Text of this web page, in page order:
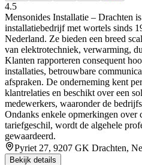
4.5
Mensonides Installatie – Drachten
installatiebedrijf met wortels sinds
Nederland. Ze bieden een breed
van elektrotechniek, verwarming,
Klanten rapporteren consequent
installaties, betrouwbare
afspraken. De onderneming kent
klantrelaties en beschikt over een
medewerkers, waaronder de
Ondanks enkele opmerkingen over
tariefgeschil, wordt de algehele
gewaardeerd.
Pyriet 27, 9207 GK Drachten,
Bekijk details